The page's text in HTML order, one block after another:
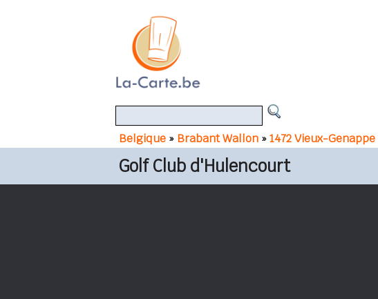
Belgique » Brabant Wallon »1472 Vieux-Genappe
Golf Club d'Hulencourt